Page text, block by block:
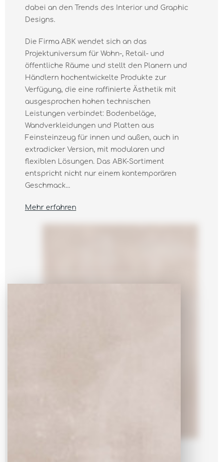
dabei an den Trends des Interior und Graphic
Designs.
Die Firma ABK wendet sich an das
Projektuniversum für Wohn-, Retail- und
öffentliche Räume und stellt den Planern und
Händlern hochentwickelte Produkte zur
Verfügung, die eine raffinierte Ästhetik mit
ausgesprochen hohen technischen
Leistungen verbindet: Bodenbeläge,
Wandverkleidungen und Platten aus
Feinsteinzeug für innen und außen, auch in
extradicker Version, mit modularen und
flexiblen Lösungen. Das ABK-Sortiment
entspricht nicht nur einem kontemporären
Geschmack...
Mehr erfahren